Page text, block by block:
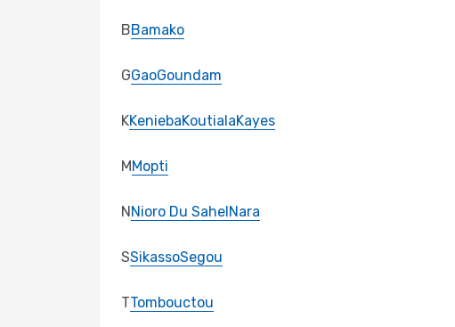
BBamako
GGaoGoundam
KKeniebaKoutialaKayes
MMopti
NNioro Du SahelNara
SSikassoSegou
TTombouctou